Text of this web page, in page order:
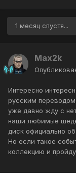
1 месяц спустя...
Max2k
Интересно
русским
уже давно жду с
наши любимые
диск официально
Но если такое
коллекцию и